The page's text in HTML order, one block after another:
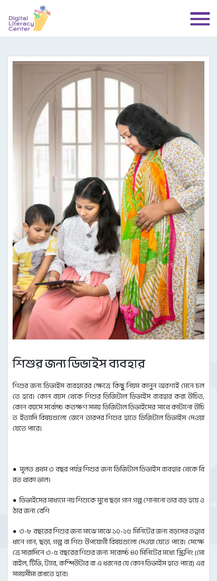
শিশুর জন্য ডিভাইস ব্যবহার
শিশুর জন্য ডিভাইস ব্যবহারের ক্ষেত্রে কিছু নিয়ম কানুন অবশ্যই মেনে চল
তে হবে। কোন বয়স থেকে শিশুর ডিজিটাল ডিভাইস ব্যবহার করা উচিত,
কোন বয়সে সর্বোচ্চ কতক্ষণ সময় ডিজিটাল ডিভাইসের সাথে কাটানো উচি
ত ইত্যাদি বিষয়গুলো জেনে তারপর শিশুর হাতে ডিজিটাল ডিভাইস দেওয়া
যেতে পারে।
● মূলত প্রথম ৩ বছর পর্যন্ত শিশুর জন্য ডিজিটাল ডিভাইস ব্যবহার থেকে বি
রত থাকা ভাল।
● ডিভাইসের মাধ্যমে নয় শিশুকে মুখে ছড়া গান গল্প শোনানো তার বড় হয়ে ও
ঠার জন্য বেশি
● ৩-৮ বছরের শিশুর জন্য মাঝে মাঝে ১০-১৫ মিনিটের জন্য বড়দের তত্বাব
ধানে গান, ছড়া, গল্প বা শিশু উপযোগী বিষয়গুলো দেওয়া যেতে পারে। সেক্ষে
ত্রে সারাদিনে ৩-৫ বছরের শিশুর জন্য সবোর্চ্চ ৪০ মিনিটের মধ্যে স্ক্রিনিং (মো
বাইল, টিভি, ট্যাব, কম্পিউটার বা এ ধরনের যে কোন ডিভাইস হতে পারে) এর
সময়সীমা রাখতে হবে।